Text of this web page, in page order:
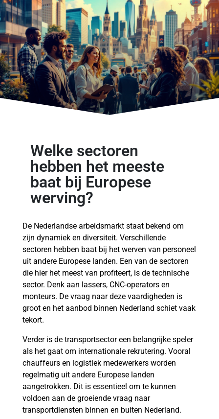
Welke sectoren
hebben het meeste
baat bij Europese
werving?
De Nederlandse arbeidsmarkt staat bekend om
zijn dynamiek en diversiteit. Verschillende
sectoren hebben baat bij het werven van personeel
uit andere Europese landen. Een van de sectoren
die hier het meest van profiteert, is de technische
sector. Denk aan lassers, CNC-operators en
monteurs. De vraag naar deze vaardigheden is
groot en het aanbod binnen Nederland schiet vaak
tekort.
Verder is de transportsector een belangrijke speler
als het gaat om internationale rekrutering. Vooral
chauffeurs en logistiek medewerkers worden
regelmatig uit andere Europese landen
aangetrokken. Dit is essentieel om te kunnen
voldoen aan de groeiende vraag naar
transportdiensten binnen en buiten Nederland.